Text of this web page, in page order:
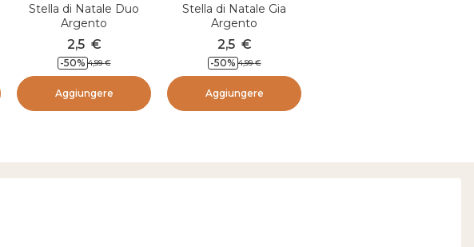
Stella di Natale Duo
Argento
2,5 €
-50% 4,99 €
Aggiungere
Stella di Natale Gia
Argento
2,5 €
-50% 4,99 €
Aggiungere